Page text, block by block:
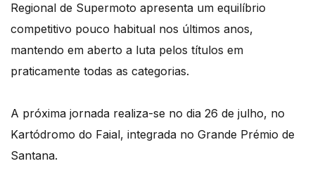
Regional de Supermoto apresenta um equilíbrio
competitivo pouco habitual nos últimos anos,
mantendo em aberto a luta pelos títulos em
praticamente todas as categorias.
A próxima jornada realiza-se no dia 26 de julho, no
Kartódromo do Faial, integrada no Grande Prémio de
Santana.